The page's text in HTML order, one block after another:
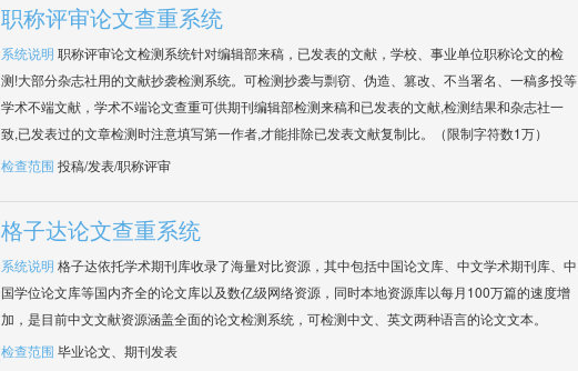
职称评审论文查重系统
系统说明 职称评审论文检测系统针对编辑部来稿，已发表的文献，学校、事业单位职称论文的检
测!大部分杂志社用的文献抄袭检测系统。可检测抄袭与剽窃、伪造、篡改、不当署名、一稿多投等
学术不端文献，学术不端论文查重可供期刊编辑部检测来稿和已发表的文献,检测结果和杂志社一
致,已发表过的文章检测时注意填写第一作者,才能排除已发表文献复制比。（限制字符数1万）
检查范围 投稿/发表/职称评审
格子达论文查重系统
系统说明 格子达依托学术期刊库收录了海量对比资源，其中包括中国论文库、中文学术期刊库、中
国学位论文库等国内齐全的论文库以及数亿级网络资源，同时本地资源库以每月100万篇的速度增
加，是目前中文文献资源涵盖全面的论文检测系统，可检测中文、英文两种语言的论文文本。
检查范围 毕业论文、期刊发表